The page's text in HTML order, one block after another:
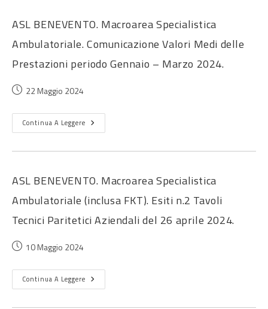
ASL BENEVENTO. Macroarea Specialistica
Ambulatoriale. Comunicazione Valori Medi delle
Prestazioni periodo Gennaio – Marzo 2024.
22 Maggio 2024
Continua A Leggere
ASL BENEVENTO. Macroarea Specialistica
Ambulatoriale (inclusa FKT). Esiti n.2 Tavoli
Tecnici Paritetici Aziendali del 26 aprile 2024.
10 Maggio 2024
Continua A Leggere